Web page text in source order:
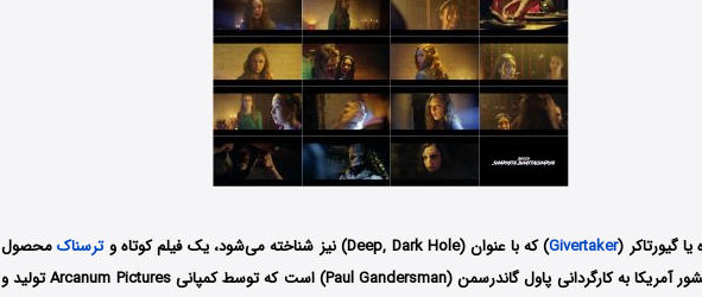
یا گیورتاکر (Givertaker) که با عنوان (Deep, Dark Hole) نیز شناخته می‌شود، یک فیلم کوتاه و ترسناکمحصول
سال 2016 کشور آمریکا به کارگردانی پاول گاندرسمن (Paul Gandersman) است که توسط کمپانی Arcanum Pictures تولید و